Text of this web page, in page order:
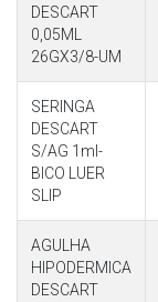
DESCART
0,05ML
26GX3/8-UM
SERINGA
DESCART
S/AG 1ml-
BICO LUER
SLIP
AGULHA
HIPODERMICA
DESCART